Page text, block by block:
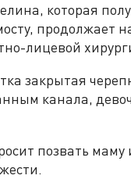
которая
продолжает
лицевой
закрытая
канала,
позвать маму